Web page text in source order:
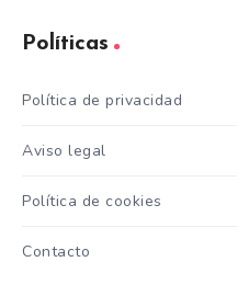
Políticas
Política de privacidad
Aviso legal
Política de cookies
Contacto